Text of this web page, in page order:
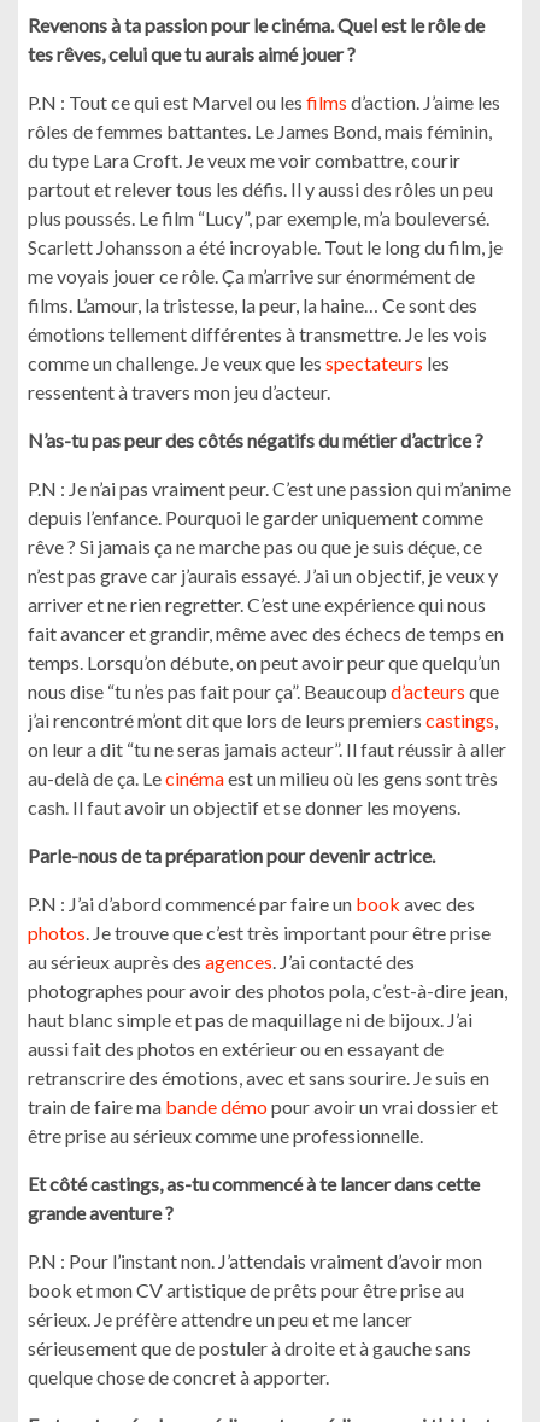
Revenons à ta passion pour le cinéma. Quel est le rôle de
tes rêves, celui que tu aurais aimé jouer ?
P.N : Tout ce qui est Marvel ou les films d’action. J’aime les
rôles de femmes battantes. Le James Bond, mais féminin,
du type Lara Croft. Je veux me voir combattre, courir
partout et relever tous les défis. Il y aussi des rôles un peu
plus poussés. Le film “Lucy”, par exemple, m’a bouleversé.
Scarlett Johansson a été incroyable. Tout le long du film, je
me voyais jouer ce rôle. Ça m’arrive sur énormément de
films. L’amour, la tristesse, la peur, la haine… Ce sont des
émotions tellement différentes à transmettre. Je les vois
comme un challenge. Je veux que les spectateurs les
ressentent à travers mon jeu d’acteur.
N’as-tu pas peur des côtés négatifs du métier d’actrice ?
P.N : Je n’ai pas vraiment peur. C’est une passion qui m’anime
depuis l’enfance. Pourquoi le garder uniquement comme
rêve ? Si jamais ça ne marche pas ou que je suis déçue, ce
n’est pas grave car j’aurais essayé. J’ai un objectif, je veux y
arriver et ne rien regretter. C’est une expérience qui nous
fait avancer et grandir, même avec des échecs de temps en
temps. Lorsqu’on débute, on peut avoir peur que quelqu’un
nous dise “tu n’es pas fait pour ça”. Beaucoup d’acteurs que
j’ai rencontré m’ont dit que lors de leurs premiers castings,
on leur a dit “tu ne seras jamais acteur”. Il faut réussir à aller
au-delà de ça. Lecinémaest un milieu où les gens sont très
cash. Il faut avoir un objectif et se donner les moyens.
Parle-nous de ta préparation pour devenir actrice.
P.N : J’ai d’abord commencé par faire un book avec des
photos. Je trouve que c’est très important pour être prise
au sérieux auprès des agences. J’ai contacté des
photographes pour avoir des photos pola, c’est-à-dire jean,
haut blanc simple et pas de maquillage ni de bijoux. J’ai
aussi fait des photos en extérieur ou en essayant de
retranscrire des émotions, avec et sans sourire. Je suis en
train de faire ma bande démopour avoir un vrai dossier et
être prise au sérieux comme une professionnelle.
Et côté castings, as-tu commencé à te lancer dans cette
grande aventure ?
P.N : Pour l’instant non. J’attendais vraiment d’avoir mon
book et mon CV artistique de prêts pour être prise au
sérieux. Je préfère attendre un peu et me lancer
sérieusement que de postuler à droite et à gauche sans
quelque chose de concret à apporter.